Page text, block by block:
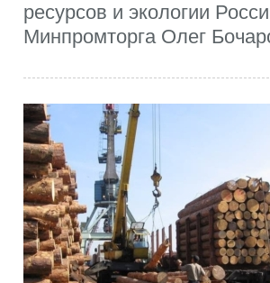
ресурсов и экологии
Минпромторга Олег